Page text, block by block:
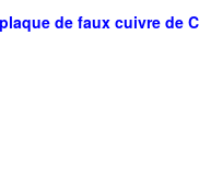
de faux cuivre de